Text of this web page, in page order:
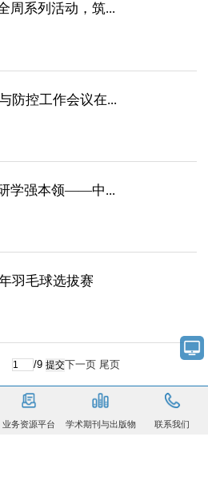
周系列活动，筑...
防控工作会议在...
学强本领——中...
羽毛球选拔赛
/9 下一页 尾页
业务资源平台 学术期刊与出版物 联系我们